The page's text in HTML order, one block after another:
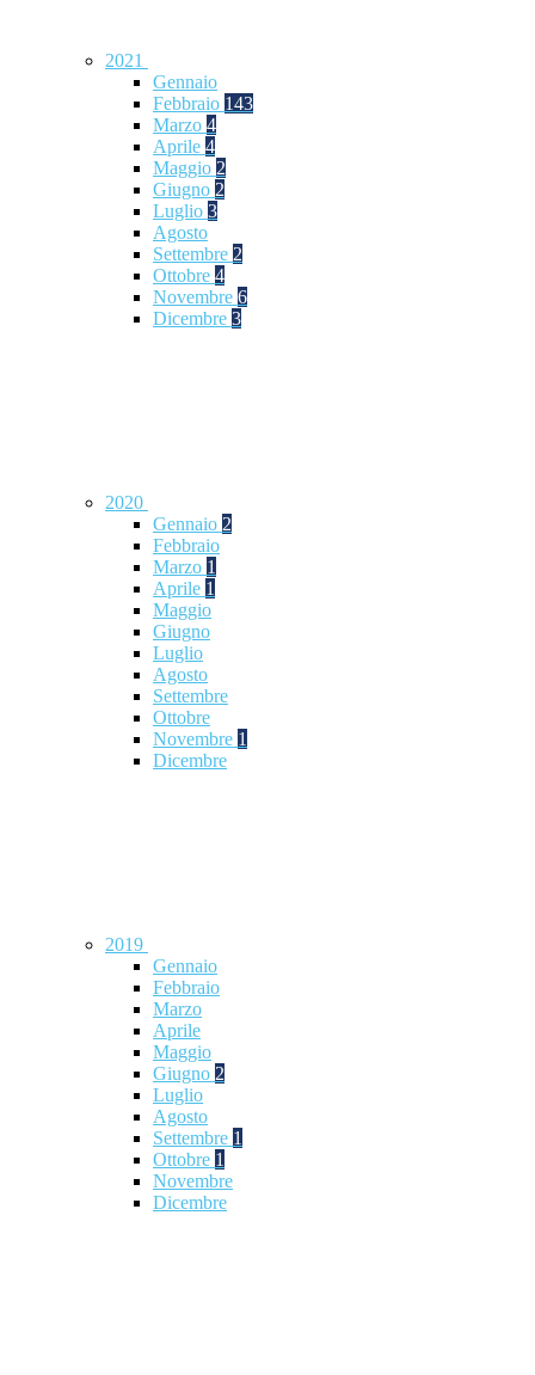
2021
Gennaio
Febbraio 143
Marzo 4
Aprile 4
Maggio 2
Giugno 2
Luglio 3
Agosto
Settembre 2
Ottobre 4
Novembre 6
Dicembre 3
2020
Gennaio 2
Febbraio
Marzo 1
Aprile 1
Maggio
Giugno
Luglio
Agosto
Settembre
Ottobre
Novembre 1
Dicembre
2019
Gennaio
Febbraio
Marzo
Aprile
Maggio
Giugno 2
Luglio
Agosto
Settembre 1
Ottobre 1
Novembre
Dicembre